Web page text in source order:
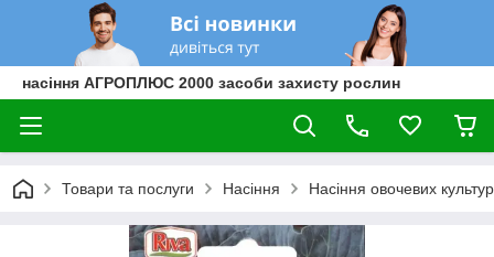
насіння АГРОПЛЮС 2000 засоби захисту рослин
Товари та послуги Насіння Насіння овочевих культур